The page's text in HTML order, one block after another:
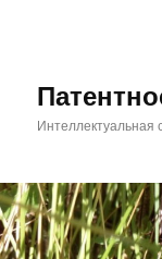
Интеллектуальная